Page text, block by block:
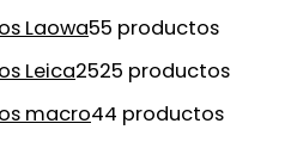
Laowa55 productos
Leica2525 productos
macro44 productos